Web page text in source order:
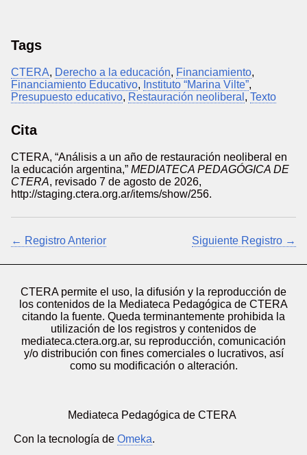
Tags
CTERA, Derecho a la educación, Financiamiento,
Financiamiento Educativo, Instituto “Marina Vilte”,
Presupuesto educativo, Restauración neoliberal , Texto
Cita
CTERA, “Análisis a un año de restauración neoliberal en
la educación argentina,” MEDIATECA PEDAGÓGICA DE
CTERA, revisado 7 de agosto de 2026,
http://staging.ctera.org.ar/items/show/256.
← Registro Anterior Siguiente Registro →
CTERA permite el uso, la difusión y la reproducción de
los contenidos de la Mediateca Pedagógica de CTERA
citando la fuente. Queda terminantemente prohibida la
utilización de los registros y contenidos de
mediateca.ctera.org.ar, su reproducción, comunicación
y/o distribución con fines comerciales o lucrativos, así
como su modificación o alteración.
Mediateca Pedagógica de CTERA
Con la tecnología de Omeka.